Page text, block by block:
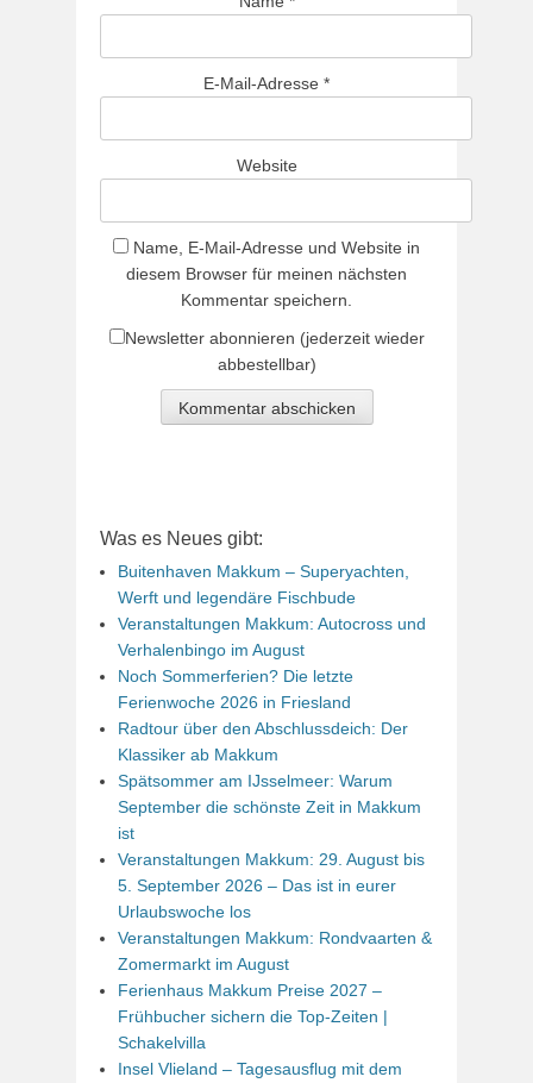
E-Mail-Adresse *
Website
Name, E-Mail-Adresse und Website in
diesem Browser für meinen nächsten
Kommentar speichern.
Newsletter abonnieren (jederzeit wieder
abbestellbar)
Was es Neues gibt:
Buitenhaven Makkum – Superyachten,
Werft und legendäre Fischbude
Veranstaltungen Makkum: Autocross und
Verhalenbingo im August
Noch Sommerferien? Die letzte
Ferienwoche 2026 in Friesland
Radtour über den Abschlussdeich: Der
Klassiker ab Makkum
Spätsommer am IJsselmeer: Warum
September die schönste Zeit in Makkum
ist
Veranstaltungen Makkum: 29. August bis
5. September 2026 – Das ist in eurer
Urlaubswoche los
Veranstaltungen Makkum: Rondvaarten &
Zomermarkt im August
Ferienhaus Makkum Preise 2027 –
Frühbucher sichern die Top-Zeiten |
Schakelvilla
Insel Vlieland – Tagesausflug mit dem